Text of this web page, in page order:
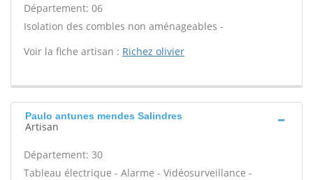
Département: 06
Isolation des combles non aménageables -
Voir la fiche artisan : Richez olivier
Paulo antunes mendes Salindres
Artisan
Département: 30
Tableau électrique - Alarme - Vidéosurveillance -